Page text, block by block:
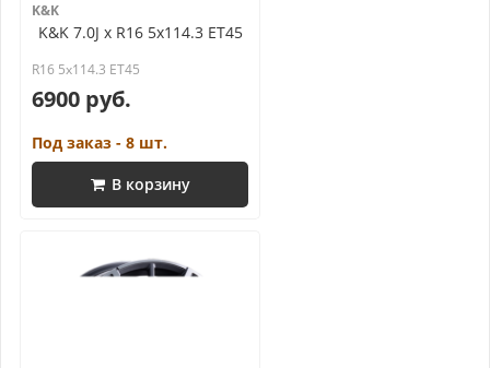
K&K
K&K 7.0J x R16 5x114.3 ET45
R16 5x114.3 ET45
6900 руб.
Под заказ - 8 шт.
В корзину